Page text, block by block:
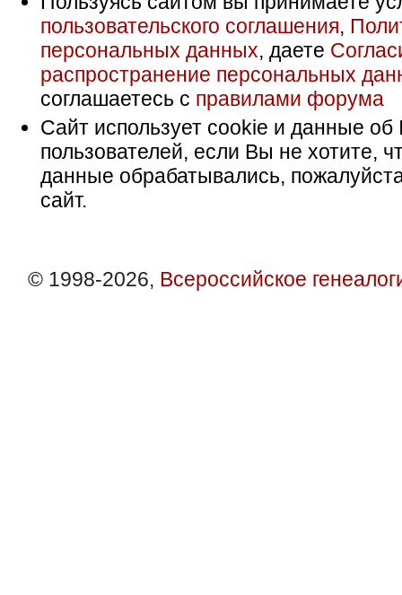
пользовательского соглашения,
персональных данных, даете
распространение персональных
соглашаетесь с правилами форума
Сайт использует cookie и данные об
пользователей, если Вы не хотите,
данные обрабатывались,
сайт.
© 1998-2026, Всероссийское